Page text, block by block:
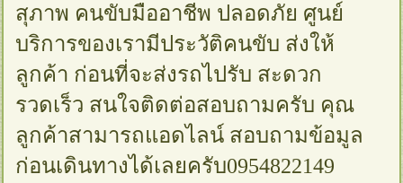
สุภาพ คนขับมืออาชีพ ปลอดภัย ศูนย์
บริการของเรามีประวัติคนขับ ส่งให้
ลูกค้า ก่อนที่จะส่งรถไปรับ สะดวก
รวดเร็ว สนใจติดต่อสอบถามครับ คุณ
ลูกค้าสามารถแอดไลน์ สอบถามข้อมูล
ก่อนเดินทางได้เลยครับ0954822149